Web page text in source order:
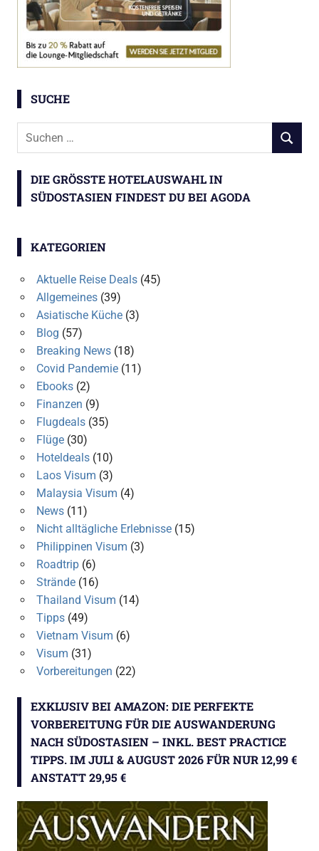
SUCHE
Suchen
SUCHEN
DIE GRÖSSTE HOTELAUSWAHL IN S
ÜDOSTASIEN FINDEST DU BEI AGODA
KATEGORIEN
Aktuelle Reise Deals(45)
Allgemeines(39)
Asiatische Küche(3)
Blog (57)
Breaking News(18)
Covid Pandemie(11)
Ebooks(2)
Finanzen (9)
Flugdeals(35)
Flüge(30)
Hoteldeals(10)
Laos Visum (3)
Malaysia Visum (4)
News(11)
Nicht alltägliche Erlebnisse(15)
Philippinen Visum (3)
Roadtrip(6)
Strände(16)
Thailand Visum (14)
Tipps(49)
Vietnam Visum (6)
Visum (31)
Vorbereitungen (22)
EXKLUSIV BEI AMAZON: DIE PERFEKTE
VORBEREITUNG FÜR DIE AUSWANDERUNG
NACH SÜDOSTASIEN – INKL. BEST PRACTICE
TIPPS. IM JULI & AUGUST 2026 FÜR NUR 12,99 €
ANSTATT 29,95 €